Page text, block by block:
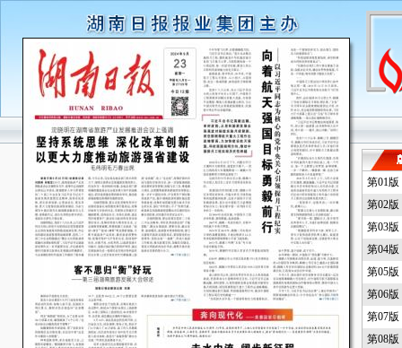
第01
第02
第03
第04
第05
第06
第07
第08版